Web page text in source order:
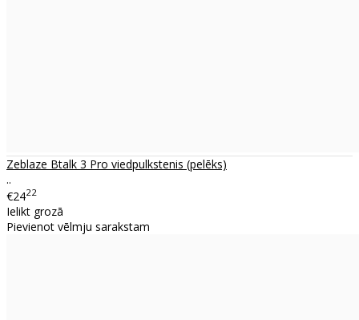
Zeblaze Btalk 3 Pro viedpulkstenis (pelēks)
..
€2422
Ielikt grozā
Pievienot vēlmju sarakstam